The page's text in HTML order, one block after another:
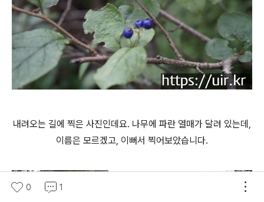
내려오는 길에 찍은 사진인데요. 나무에 파란 열매가 달려 있는데,
이름은 모르겠고, 이뻐서 찍어보았습니다.
0 1